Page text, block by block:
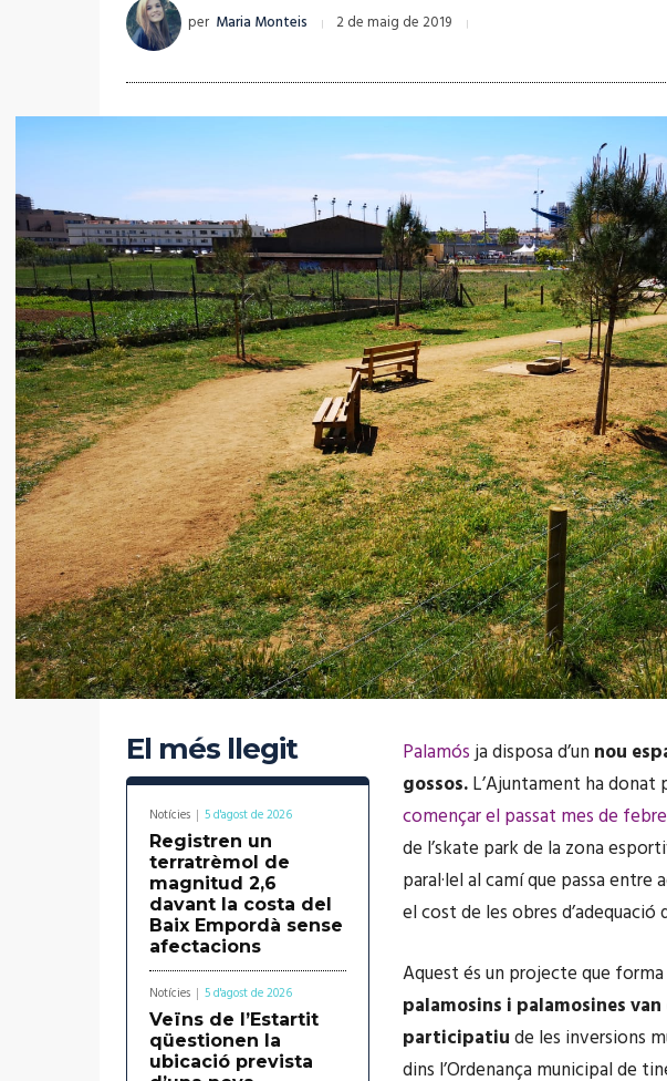
per Maria Monteis 2 de maig de 2019
El més llegit
Notícies 5 d'agost de 2026
Registren un
terratrèmol de
magnitud 2,6
davant la costa del
Baix Empordà sense
afectacions
Notícies 5 d'agost de 2026
Veïns de l’Estartit
qüestionen la
ubicació prevista
Palamósja disposa d’un nou
gossos.L’Ajuntament ha donat
començar el passat mes de
de l’skate park de la zona
paral·lel al camí que passa entre
el cost de les obres d’adequació
Aquest és un projecte que
palamosins i palamosines
participatiude les inversions
dins l’Ordenança municipal de